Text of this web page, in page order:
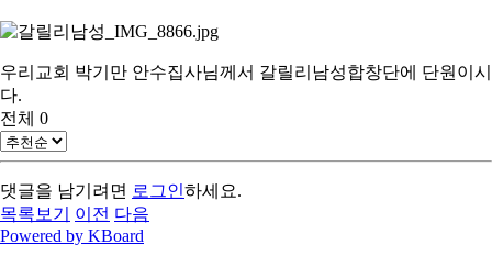
우리교회 박기만 안수집사님께서 갈릴리남성합창단에 단원이시
다.
전체 0
댓글을 남기려면 로그인하세요.
목록보기
이전 다음
Powered by KBoard